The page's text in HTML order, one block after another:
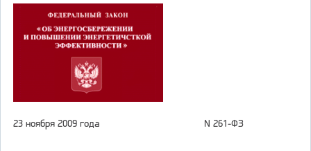
23 ноября 2009 года N 261-ФЗ